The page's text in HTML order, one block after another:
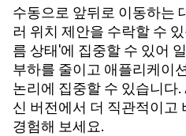
수동으로 앞뒤로 이동하는
러 위치 제안을 수락할 수
름 상태'에 집중할 수 있어
부하를 줄이고 애플리케이
논리에 집중할 수 있습니다
신 버전에서 더 직관적이고
경험해 보세요.